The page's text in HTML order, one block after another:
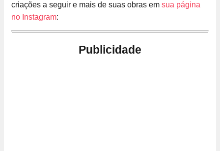
criações a seguir e mais de suas obras em sua página
no Instagram:
Publicidade